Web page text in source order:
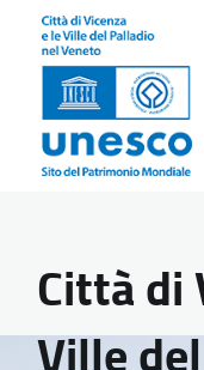
Città di
Ville